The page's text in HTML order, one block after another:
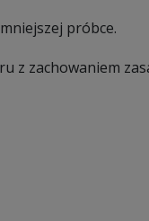
próbce.
z zachowaniem